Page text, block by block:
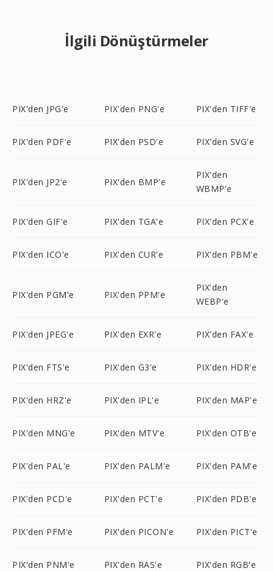
İlgili Dönüştürmeler
PIX'den JPG'e PIX'den PNG'e PIX'den TIFF'e
PIX'den PDF'e PIX'den PSD'e PIX'den SVG'e
PIX'den JP2'e PIX'den BMP'e
PIX'den
WBMP'e
PIX'den GIF'e PIX'den TGA'e PIX'den PCX'e
PIX'den ICO'e PIX'den CUR'e PIX'den PBM'e
PIX'den PGM'e PIX'den PPM'e
PIX'den
WEBP'e
PIX'den JPEG'e PIX'den EXR'e PIX'den FAX'e
PIX'den FTS'e PIX'den G3'e PIX'den HDR'e
PIX'den HRZ'e PIX'den IPL'e PIX'den MAP'e
PIX'den MNG'e PIX'den MTV'e PIX'den OTB'e
PIX'den PAL'e PIX'den PALM'e PIX'den PAM'e
PIX'den PCD'e PIX'den PCT'e PIX'den PDB'e
PIX'den PFM'e PIX'den PICON'e PIX'den PICT'e
PIX'den PNM'e PIX'den RAS'e PIX'den RGB'e